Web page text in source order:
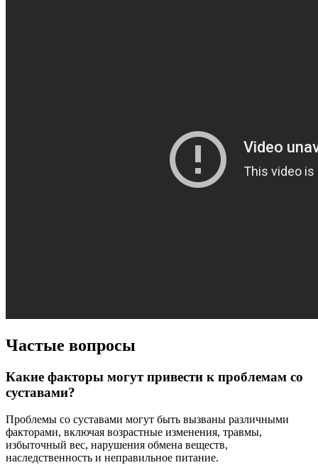
Частые вопросы
Какие факторы могут привести к проблемам со
суставами?
Проблемы со суставами могут быть вызваны различными
факторами, включая возрастные изменения, травмы,
избыточный вес, нарушения обмена веществ,
наследственность и неправильное питание.